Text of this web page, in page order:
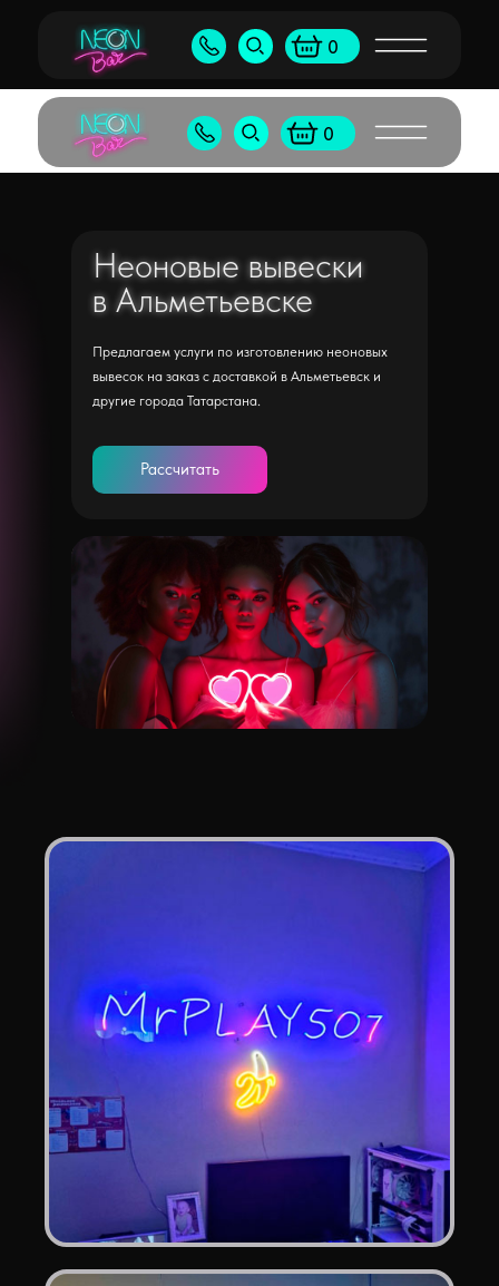
0
+7 (905) 538-80-50
+7 (495) 065-55-96
0
Неоновые вывески
в Альметьевске
Предлагаем услуги по изготовлению неоновых
вывесок на заказ с доставкой в Альметьевск и
другие города Татарстана.
Рассчитать
Неоновые вывески
в Альметьевске